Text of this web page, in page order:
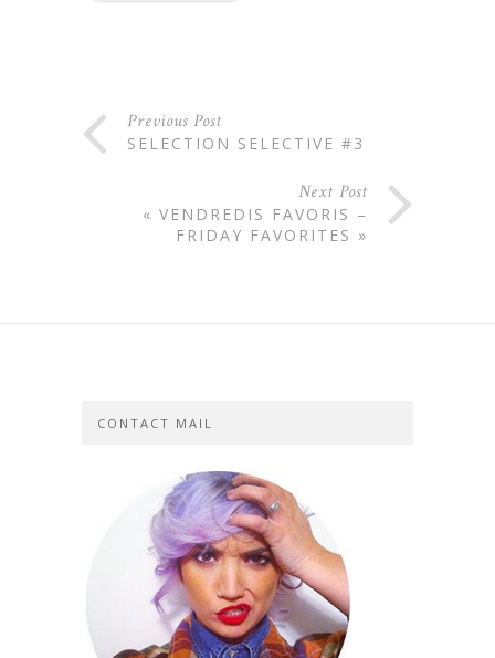
Previous Post
SELECTION SELECTIVE #3
Next Post
« VENDREDIS FAVORIS –
FRIDAY FAVORITES »
CONTACT MAIL